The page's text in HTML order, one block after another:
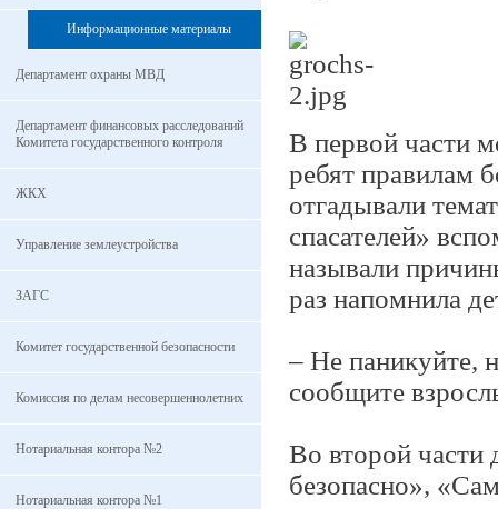
Информационные материалы
Департамент охраны МВД
Департамент финансовых расследований
Комитета государственного контроля
ЖКХ
Управление землеустройства
ЗАГС
Комитет государственной безопасности
Комиссия по делам несовершеннолетних
Нотариальная контора №2
Нотариальная контора №1
В первой части
ребят правилам
отгадывали
спасателей»
называли
раз напомнила
– Не паникуйте,
сообщите
Во второй части
безопасно»,